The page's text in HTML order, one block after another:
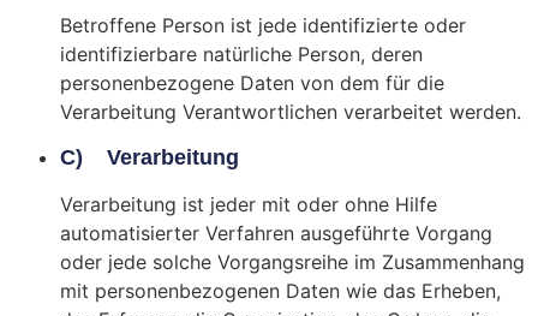
Betroffene Person ist jede identifizierte oder
identifizierbare natürliche Person, deren
personenbezogene Daten von dem für die
Verarbeitung Verantwortlichen verarbeitet werden.
C) Verarbeitung
Verarbeitung ist jeder mit oder ohne Hilfe
automatisierter Verfahren ausgeführte Vorgang
oder jede solche Vorgangsreihe im Zusammenhang
mit personenbezogenen Daten wie das Erheben,